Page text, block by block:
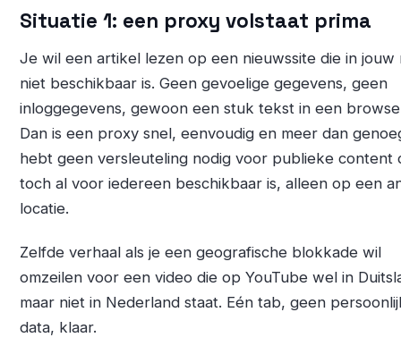
Situatie 1: een proxy volstaat prima
Je wil een artikel lezen op een nieuwssite die in jouw
niet beschikbaar is. Geen gevoelige gegevens, geen
inloggegevens, gewoon een stuk tekst in een
Dan is een proxy snel, eenvoudig en meer dan
hebt geen versleuteling nodig voor publieke content
toch al voor iedereen beschikbaar is, alleen op een
locatie.
Zelfde verhaal als je een geografische blokkade wil
omzeilen voor een video die op YouTube wel in
maar niet in Nederland staat. Eén tab, geen
data, klaar.